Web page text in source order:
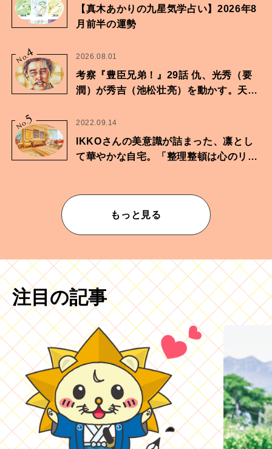
【真木あかりの九星気学占い】2026年8
月前半の運勢
No.
4 2026.08.01
考察『豊臣兄弟！』29話 仇、光秀（要
潤）が秀吉（池松壮亮）を動かす。天下
No.
5 2022.09.14
IKKOさんの美意識が詰まった、凛とし
て華やかな自宅。「整理整頓は心のリズ
もっと見る
注目の記事